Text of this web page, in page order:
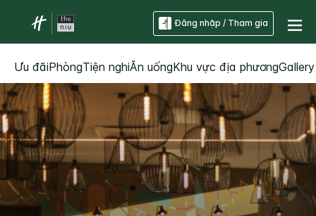
Đăng nhập / Tham gia
Ưu đãiPhòngTiện nghiĂn uốngKhu vực địa phươngGallery